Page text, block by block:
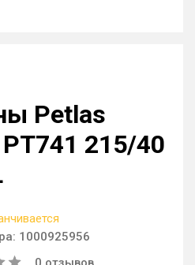
Petlas
215/40
1000925956